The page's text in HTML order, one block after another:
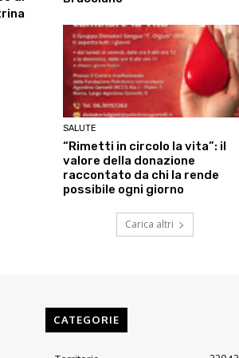
SALUTE
“Rimetti in circolo la vita”: il
valore della donazione
raccontato da chi la rende
possibile ogni giorno
Carica altri
CATEGORIE